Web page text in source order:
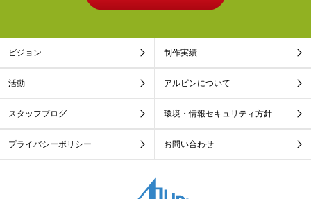
ビジョン 制作実績
活動 アルピンについて
スタッフブログ 環境・情報セキュリティ方針
プライバシーポリシー お問い合わせ